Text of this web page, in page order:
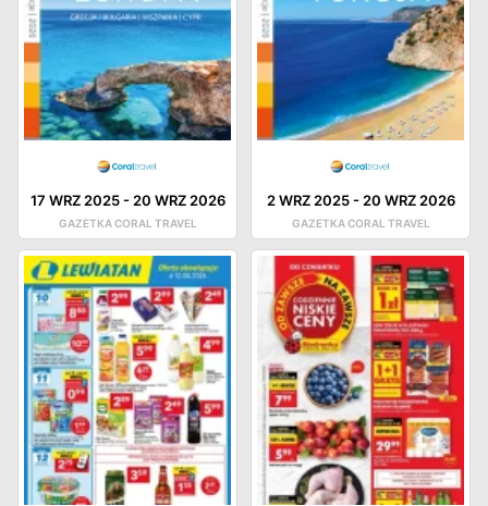
17 WRZ 2025- 20 WRZ 2026
GAZETKA CORAL TRAVEL
2 WRZ 2025- 20 WRZ 2026
GAZETKA CORAL TRAVEL